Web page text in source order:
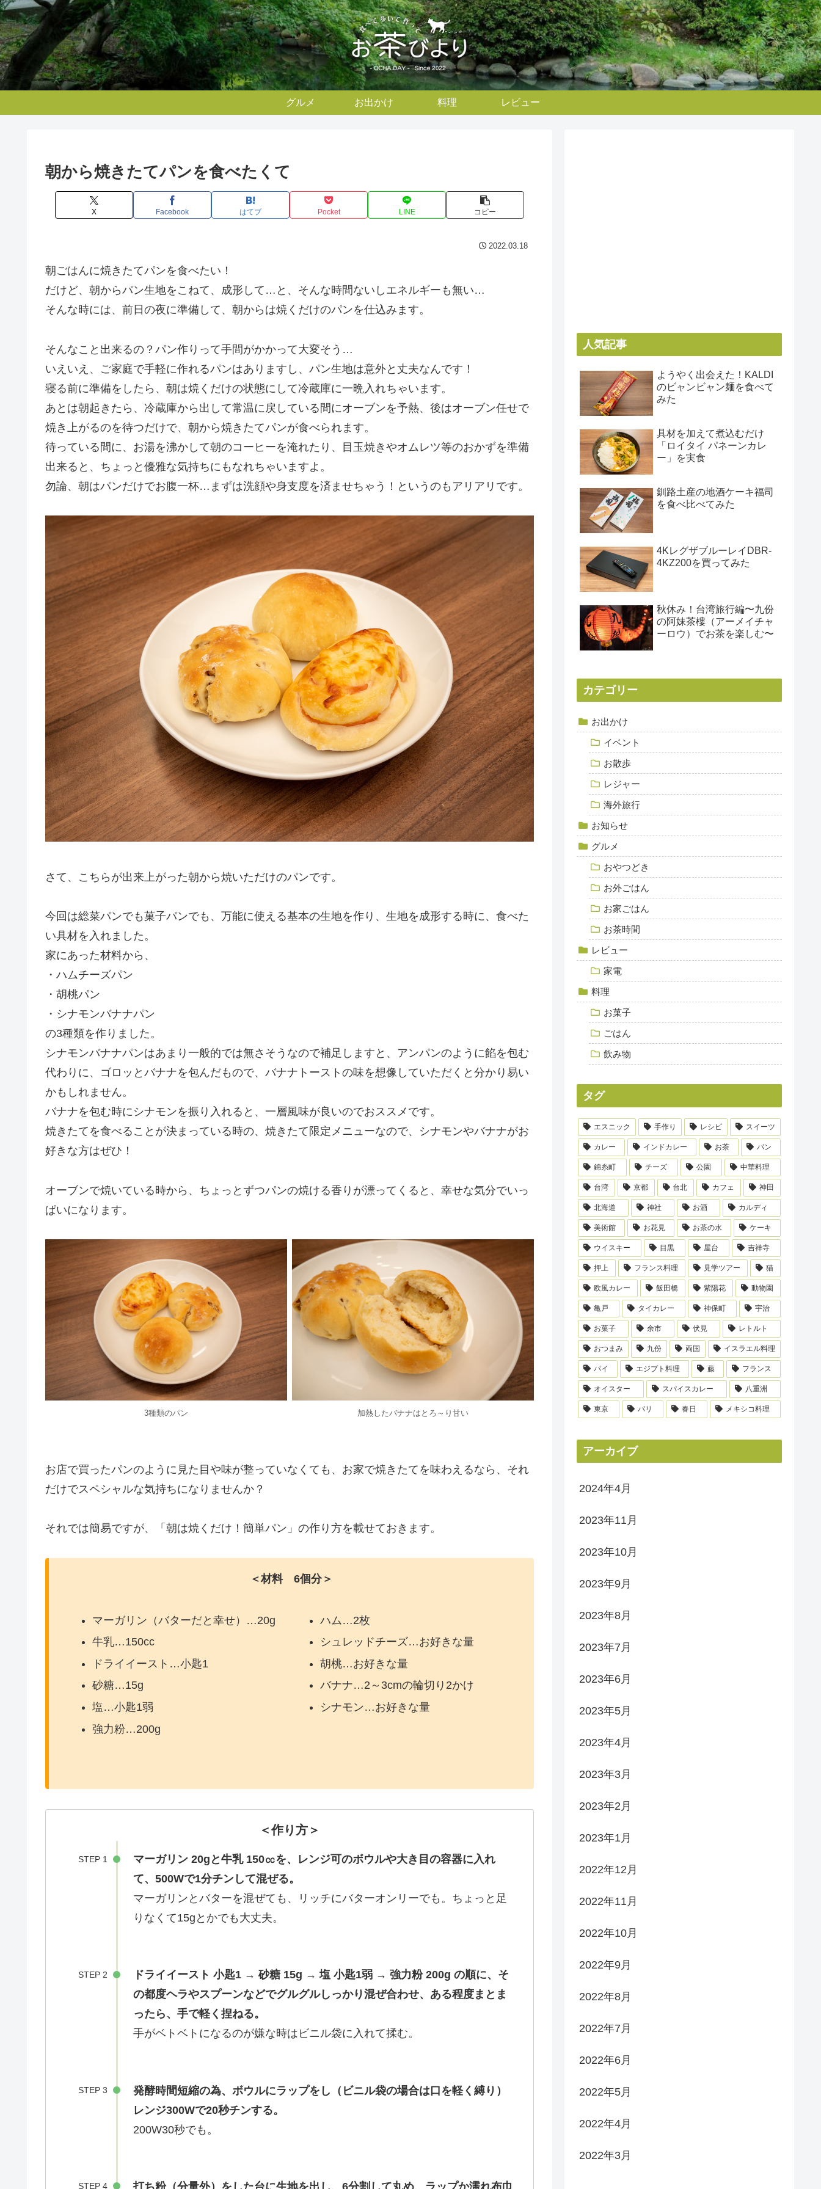
グルメ お出かけ 料理 レビュー
朝から焼きたてパンを食べたくて
X Facebook はてブ Pocket LINE コピー
2022.03.18
朝ごはんに焼きたてパンを食べたい！
だけど、朝からパン生地をこねて、成形して…と、そんな時間ないしエネルギーも無い…
そんな時には、前日の夜に準備して、朝からは焼くだけのパンを仕込みます。
そんなこと出来るの？パン作りって手間がかかって大変そう…
いえいえ、ご家庭で手軽に作れるパンはありますし、パン生地は意外と丈夫なんです！
寝る前に準備をしたら、朝は焼くだけの状態にして冷蔵庫に一晩入れちゃいます。
あとは朝起きたら、冷蔵庫から出して常温に戻している間にオーブンを予熱、後はオーブン任せで
焼き上がるのを待つだけで、朝から焼きたてパンが食べられます。
待っている間に、お湯を沸かして朝のコーヒーを淹れたり、目玉焼きやオムレツ等のおかずを準備
出来ると、ちょっと優雅な気持ちにもなれちゃいますよ。
勿論、朝はパンだけでお腹一杯…まずは洗顔や身支度を済ませちゃう！というのもアリアリです。
さて、こちらが出来上がった朝から焼いただけのパンです。
今回は総菜パンでも菓子パンでも、万能に使える基本の生地を作り、生地を成形する時に、食べた
い具材を入れました。
家にあった材料から、
・ハムチーズパン
・胡桃パン
・シナモンバナナパン
の3種類を作りました。
シナモンバナナパンはあまり一般的では無さそうなので補足しますと、アンパンのように餡を包む
代わりに、ゴロッとバナナを包んだもので、バナナトーストの味を想像していただくと分かり易い
かもしれません。
バナナを包む時にシナモンを振り入れると、一層風味が良いのでおススメです。
焼きたてを食べることが決まっている時の、焼きたて限定メニューなので、シナモンやバナナがお
好きな方はぜひ！
オーブンで焼いている時から、ちょっとずつパンの焼ける香りが漂ってくると、幸せな気分でいっ
ぱいになります。
3種類のパン 加熱したバナナはとろ～り甘い
お店で買ったパンのように見た目や味が整っていなくても、お家で焼きたてを味わえるなら、それ
だけでスペシャルな気持ちになりませんか？
それでは簡易ですが、「朝は焼くだけ！簡単パン」の作り方を載せておきます。
＜材料 6個分＞
マーガリン（バターだと幸せ）…20g
牛乳…150cc
ドライイースト…小匙1
砂糖…15g
塩…小匙1弱
強力粉…200g
ハム…2枚
シュレッドチーズ…お好きな量
胡桃…お好きな量
バナナ…2～3cmの輪切り2かけ
シナモン…お好きな量
＜作り方 ＞
STEP 1
マーガリン 20gと牛乳 150㏄を、レンジ可のボウルや大き目の容器に入れ
て、500Wで1分チンして混ぜる。
マーガリンとバターを混ぜても、リッチにバターオンリーでも。ちょっと足
りなくて15gとかでも大丈夫。
STEP 2
ドライイースト 小匙1 → 砂糖 15g → 塩 小匙1弱 → 強力粉 200g の順に、そ
の都度ヘラやスプーンなどでグルグルしっかり混ぜ合わせ、ある程度まとま
ったら、手で軽く捏ねる。
手がベトベトになるのが嫌な時はビニル袋に入れて揉む。
STEP 3
発酵時間短縮の為、ボウルにラップをし（ビニル袋の場合は口を軽く縛り）
レンジ300Wで20秒チンする。
200W30秒でも。
STEP 4 打ち粉（分量外）をした台に生地を出し、6分割して丸め、ラップか濡れ布巾
人気記事
ようやく出会えた！KALDI
のビャンビャン麺を食べて
みた
具材を加えて煮込むだけ
「ロイタイ パネーンカレ
ー」を実食
釧路土産の地酒ケーキ福司
を食べ比べてみた
4KレグザブルーレイDBR-
4KZ200を買ってみた
秋休み！台湾旅行編〜九份
の阿妹茶樓（アーメイチャ
ーロウ）でお茶を楽しむ〜
カテゴリー
お出かけ
イベント
お散歩
レジャー
海外旅行
お知らせ
グルメ
おやつどき
お外ごはん
お家ごはん
お茶時間
レビュー
家電
料理
お菓子
ごはん
飲み物
タグ
エスニック 手作り レシピ スイーツ
カレー インドカレー お茶 パン
錦糸町 チーズ 公園 中華料理
台湾 京都 台北 カフェ 神田
北海道 神社 お酒 カルディ
美術館 お花見 お茶の水 ケーキ
ウイスキー 目黒 屋台 吉祥寺
押上 フランス料理 見学ツアー 猫
欧風カレー 飯田橋 紫陽花 動物園
亀戸 タイカレー 神保町 宇治
お菓子 余市 伏見 レトルト
おつまみ 九份 両国 イスラエル料理
パイ エジプト料理 藤 フランス
オイスター スパイスカレー 八重洲
東京 パリ 春日 メキシコ料理
アーカイブ
2024年4月
2023年11月
2023年10月
2023年9月
2023年8月
2023年7月
2023年6月
2023年5月
2023年4月
2023年3月
2023年2月
2023年1月
2022年12月
2022年11月
2022年10月
2022年9月
2022年8月
2022年7月
2022年6月
2022年5月
2022年4月
2022年3月